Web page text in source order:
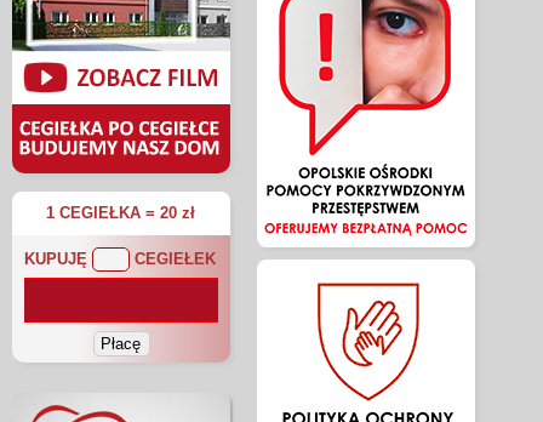
1 CEGIEŁKA = 20 zł
KUPUJĘ CEGIEŁEK